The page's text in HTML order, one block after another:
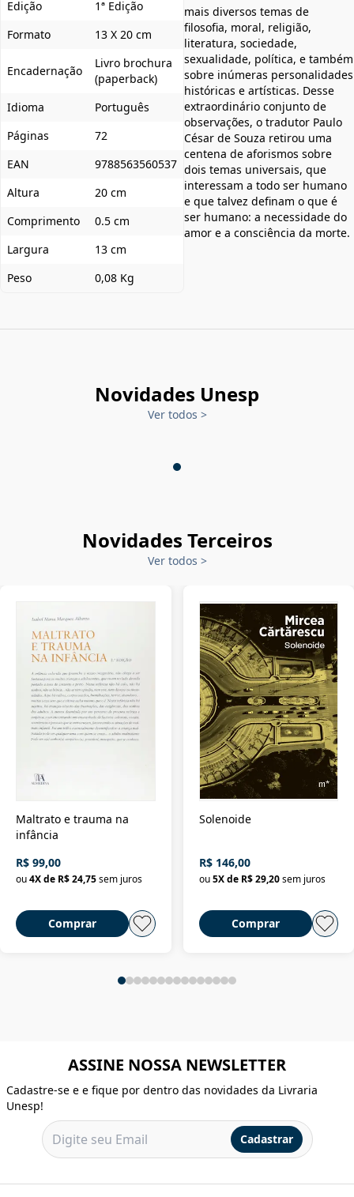
Edição
1ª Edição
Formato
13 X 20 cm
Encadernação
Livro brochura
(paperback)
Idioma
Português
Páginas
72
EAN
9788563560537
Altura
20 cm
Comprimento
0.5 cm
Largura
13 cm
Peso
0,08 Kg
mais diversos temas de
filosofia, moral, religião,
literatura, sociedade,
sexualidade, política, e também
sobre inúmeras personalidades
históricas e artísticas. Desse
extraordinário conjunto de
observações, o tradutor Paulo
César de Souza retirou uma
centena de aforismos sobre
dois temas universais, que
interessam a todo ser humano
e que talvez definam o que é
ser humano: a necessidade do
amor e a consciência da morte.
Novidades Unesp
Ver todos >
Novidades Terceiros
Ver todos >
Maltrato e trauma na
infância
R$ 99,00
ou4X de R$ 24,75sem juros
Comprar
Solenoide
R$ 146,00
ou 5X de R$ 29,20 sem juros
Comprar
ASSINE NOSSA NEWSLETTER
Cadastre-se e e fique por dentro das novidades da Livraria
Unesp!
Cadastrar